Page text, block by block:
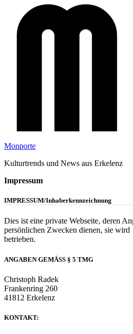
Inhalt
springen
Monporte
Kulturtrends und News aus Erkelenz
Impressum
IMPRESSUM/Inhaberkennzeichnung
Dies ist eine private Webseite, deren
persönlichen Zwecken dienen, sie
betrieben.
ANGABEN GEMÄSS § 5 TMG
Christoph Radek
Frankenring 260
41812 Erkelenz
KONTAKT: